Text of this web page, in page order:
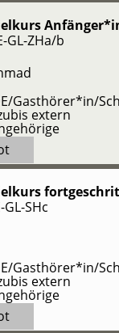
GL-ZHa/b
Gasthörer*in/
extern
GL-SHc
Gasthörer*in/
extern